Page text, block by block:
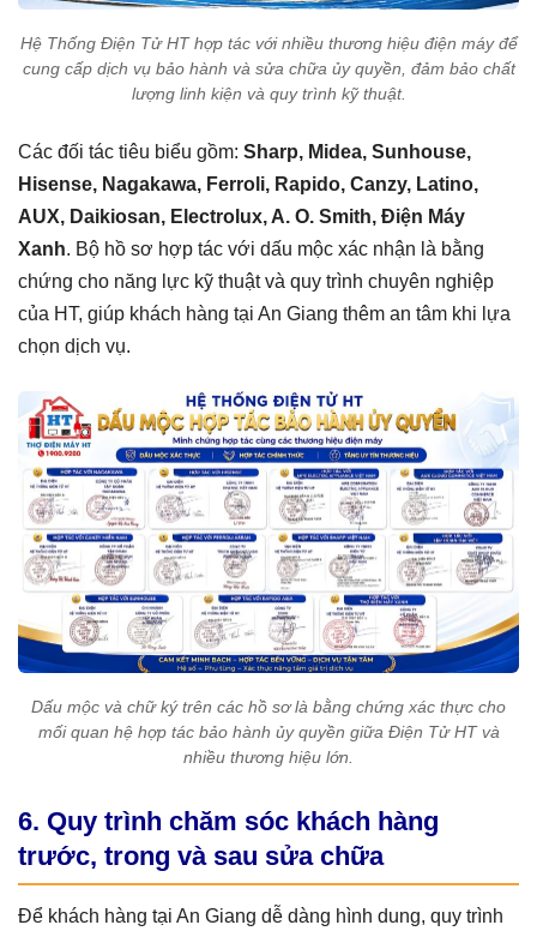
Hệ Thống Điện Tử HT hợp tác với nhiều thương hiệu điện máy để
cung cấp dịch vụ bảo hành và sửa chữa ủy quyền, đảm bảo chất
lượng linh kiện và quy trình kỹ thuật.
Các đối tác tiêu biểu gồm: Sharp, Midea, Sunhouse,
Hisense, Nagakawa, Ferroli, Rapido, Canzy, Latino,
AUX, Daikiosan, Electrolux, A. O. Smith, Điện Máy
Xanh. Bộ hồ sơ hợp tác với dấu mộc xác nhận là bằng
chứng cho năng lực kỹ thuật và quy trình chuyên nghiệp
của HT, giúp khách hàng tại An Giang thêm an tâm khi lựa
chọn dịch vụ.
Dấu mộc và chữ ký trên các hồ sơ là bằng chứng xác thực cho
mối quan hệ hợp tác bảo hành ủy quyền giữa Điện Tử HT và
nhiều thương hiệu lớn.
6. Quy trình chăm sóc khách hàng
trước, trong và sau sửa chữa
Để khách hàng tại An Giang dễ dàng hình dung, quy trình